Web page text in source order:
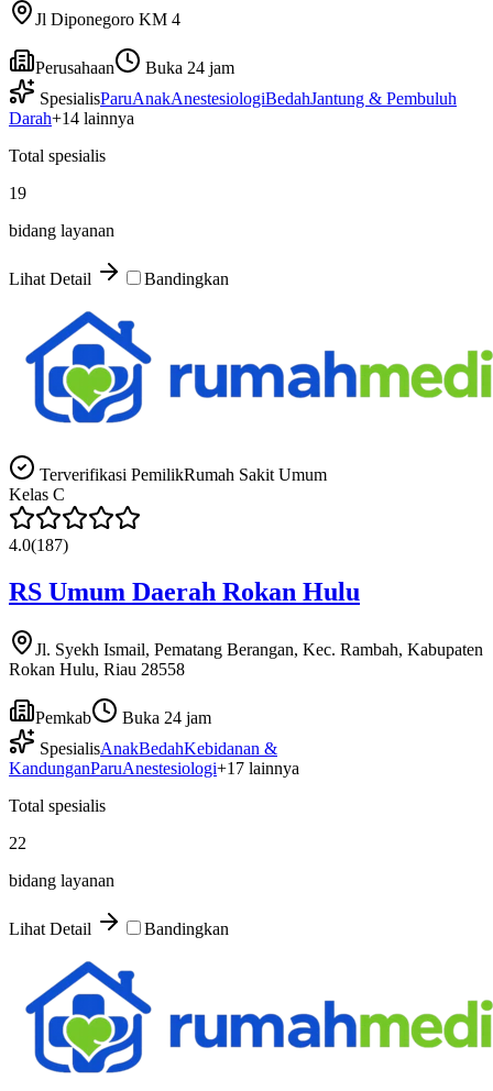
Jl Diponegoro KM 4
Perusahaan
Buka 24 jam
SpesialisParuAnakAnestesiologiBedahJantung & Pembuluh
Darah+14 lainnya
Total spesialis
19
bidang layanan
Lihat Detail Bandingkan
Terverifikasi PemilikRumah Sakit Umum
Kelas C
4.0(187)
RS Umum Daerah Rokan Hulu
Jl. Syekh Ismail, Pematang Berangan, Kec. Rambah, Kabupaten
Rokan Hulu, Riau 28558
Pemkab
Buka 24 jam
SpesialisAnakBedahKebidanan &
KandunganParuAnestesiologi+17 lainnya
Total spesialis
22
bidang layanan
Lihat Detail Bandingkan